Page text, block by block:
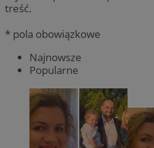
treść.
* pola obowiązkowe
Najnowsze
Popularne